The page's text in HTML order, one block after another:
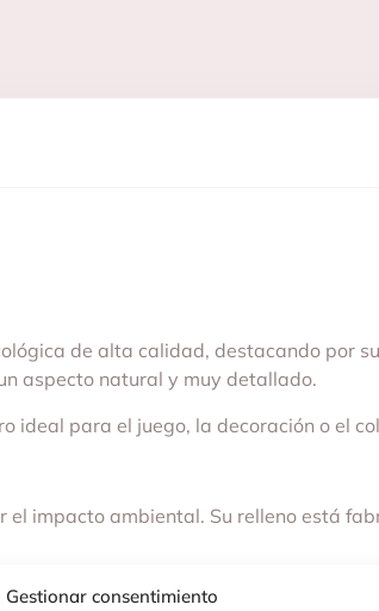
Gestionar consentimiento
de alta calidad, destacando por
aspecto natural y muy detallado.
ideal para el juego, la decoración o el
impacto ambiental. Su relleno está